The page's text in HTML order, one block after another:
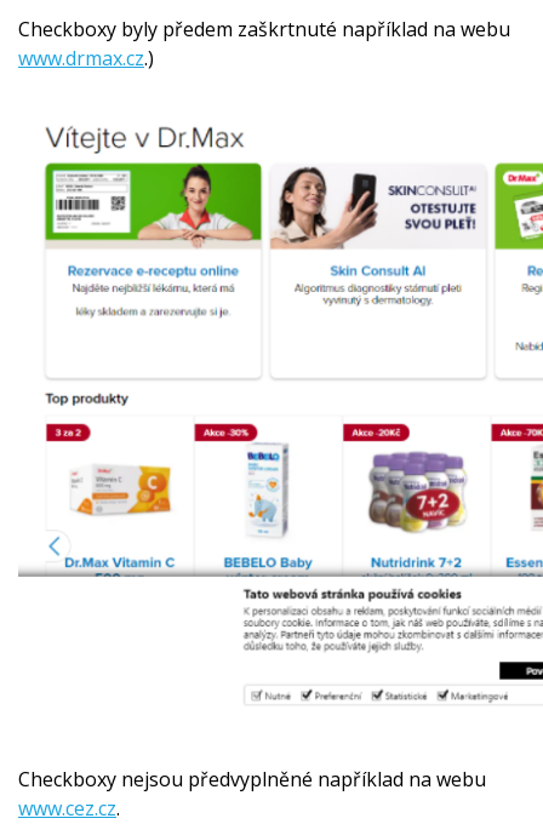
Checkboxy byly předem zaškrtnuté například na webu
www.drmax.cz.)
Checkboxy nejsou předvyplněné například na webu
www.cez.cz.